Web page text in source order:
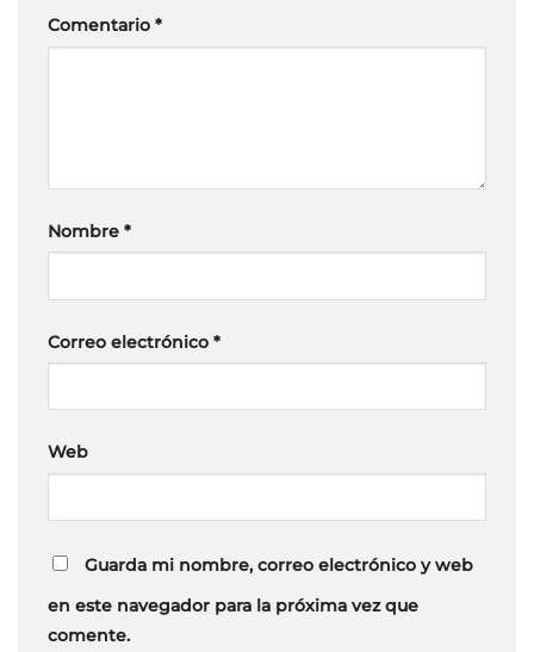
Comentario *
Nombre *
Correo electrónico *
Web
Guarda mi nombre, correo electrónico y web
en este navegador para la próxima vez que
comente.